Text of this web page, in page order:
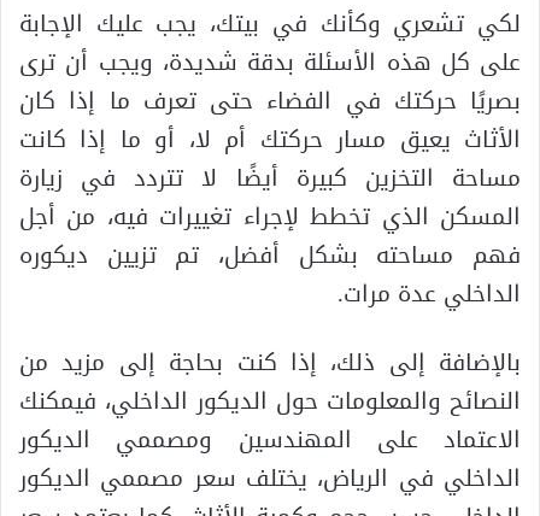
لكي تشعري وكأنك في بيتك، يجب عليك الإجابة
على كل هذه الأسئلة بدقة شديدة، ويجب أن ترى
بصريًا حركتك في الفضاء حتى تعرف ما إذا كان
الأثاث يعيق مسار حركتك أم لا، أو ما إذا كانت
مساحة التخزين كبيرة أيضًا لا تتردد في زيارة
المسكن الذي تخطط لإجراء تغييرات فيه، من أجل
فهم مساحته بشكل أفضل، تم تزيين ديكوره
الداخلي عدة مرات.
بالإضافة إلى ذلك، إذا كنت بحاجة إلى مزيد من
النصائح والمعلومات حول الديكور الداخلي، فيمكنك
الاعتماد على المهندسين ومصممي الديكور
الداخلي في الرياض، يختلف سعر مصممي الديكور